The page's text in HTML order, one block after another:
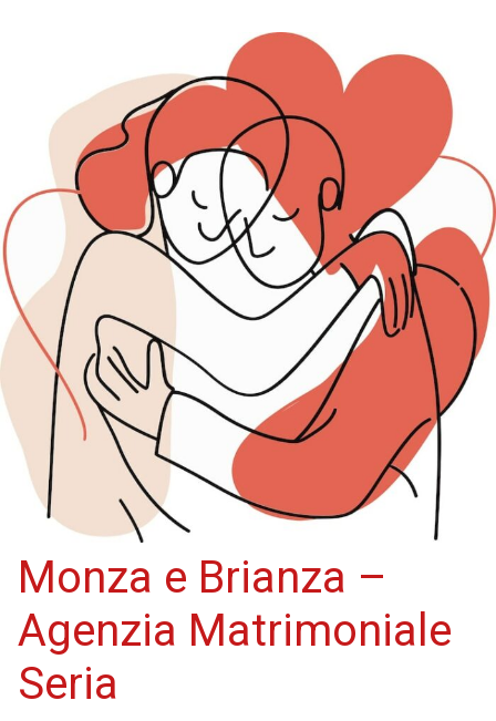
Monza e Brianza –
Agenzia Matrimoniale
Seria